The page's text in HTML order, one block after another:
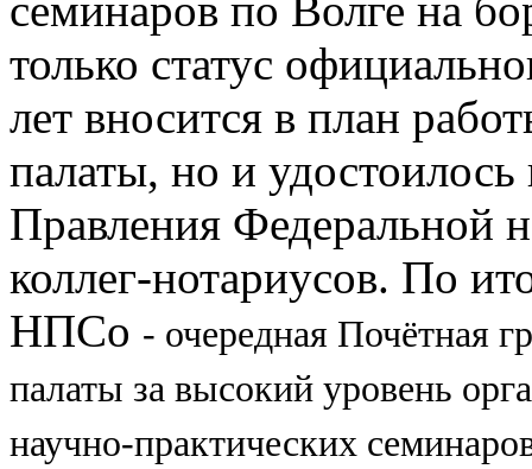
семинаров по Волге на
только статус
лет вносится в план
палаты, но и
Правления Федеральной
коллег-нотариусов. По
НПСо - очередная Почётная
палаты за высокий уровень
научно-практических